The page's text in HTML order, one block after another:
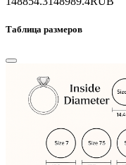
Таблица размеров